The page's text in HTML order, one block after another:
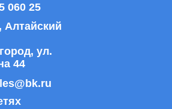
060 25
Алтайский
ул.
44